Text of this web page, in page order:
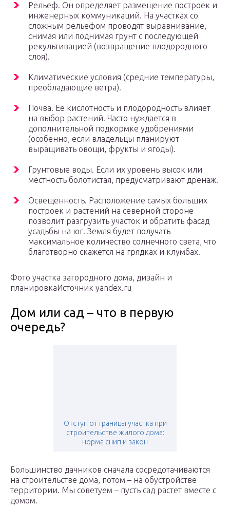
Рельеф. Он определяет размещение построек и
инженерных коммуникаций. На участках со
сложным рельефом проводят выравнивание,
снимая или поднимая грунт с последующей
рекультивацией (возвращение плодородного
слоя).
Климатические условия (средние температуры,
преобладающие ветра).
Почва. Ее кислотность и плодородность влияет
на выбор растений. Часто нуждается в
дополнительной подкормке удобрениями
(особенно, если владельцы планируют
выращивать овощи, фрукты и ягоды).
Грунтовые воды. Если их уровень высок или
местность болотистая, предусматривают дренаж.
Освещенность. Расположение самых больших
построек и растений на северной стороне
позволит разгрузить участок и обратить фасад
усадьбы на юг. Земля будет получать
максимальное количество солнечного света, что
благотворно скажется на грядках и клумбах.
Фото участка загородного дома, дизайн и
планировкаИсточник yandex.ru
Дом или сад – что в первую
очередь?
Отступ от границы участка при
строительстве жилого дома:
норма снип и закон
Большинство дачников сначала сосредотачиваются
на строительстве дома, потом – на обустройстве
территории. Мы советуем – пусть сад растет вместе с
домом.